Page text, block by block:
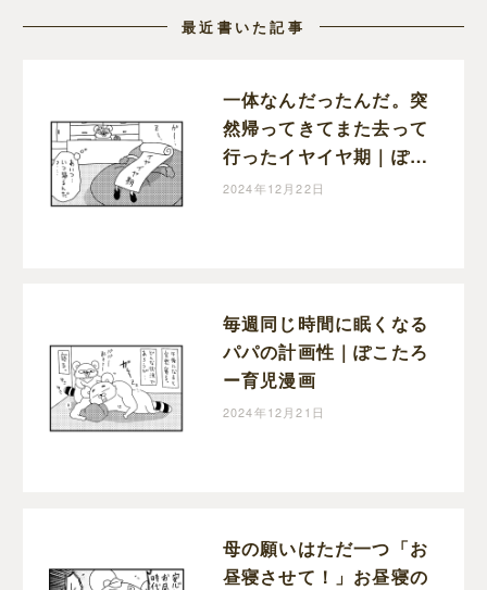
最近書いた記事
一体なんだったんだ。突
然帰ってきてまた去って
行ったイヤイヤ期｜ぽこ
たろー育児漫画
2024年12月22日
毎週同じ時間に眠くなる
パパの計画性｜ぽこたろ
ー育児漫画
2024年12月21日
母の願いはただ一つ「お
昼寝させて！」お昼寝の